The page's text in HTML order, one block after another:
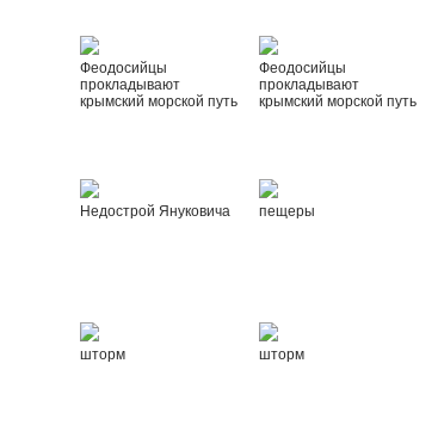
Феодосийцы
прокладывают
крымский морской путь
Феодосийцы
прокладывают
крымский морской путь
Недострой Януковича пещеры
шторм шторм